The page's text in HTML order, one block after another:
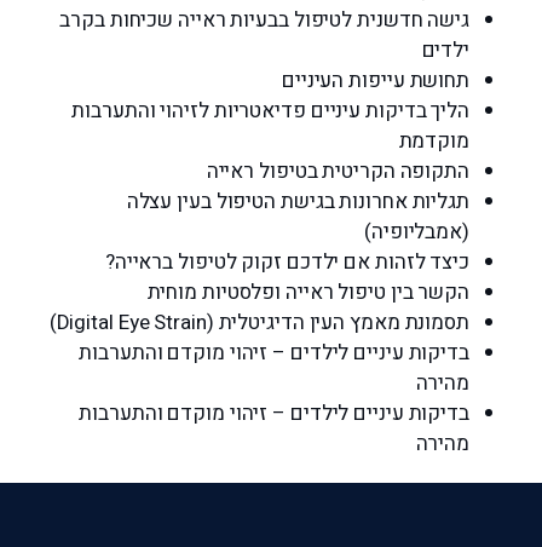
גישה חדשנית לטיפול בבעיות ראייה שכיחות בקרב
ילדים
תחושת עייפות העיניים
הליך בדיקות עיניים פדיאטריות לזיהוי והתערבות
מוקדמת
התקופה הקריטית בטיפול ראייה
תגליות אחרונות בגישת הטיפול בעין עצלה
(אמבליופיה)
כיצד לזהות אם ילדכם זקוק לטיפול בראייה?
הקשר בין טיפול ראייה ופלסטיות מוחית
תסמונת מאמץ העין הדיגיטלית (Digital Eye Strain)
בדיקות עיניים לילדים – זיהוי מוקדם והתערבות
מהירה
בדיקות עיניים לילדים – זיהוי מוקדם והתערבות
מהירה